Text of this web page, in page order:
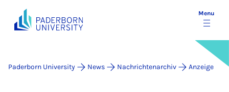
Menu
Paderborn University News Nachrichtenarchiv Anzeige